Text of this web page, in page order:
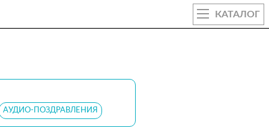
КАТАЛОГ
АУДИО-ПОЗДРАВЛЕНИЯ